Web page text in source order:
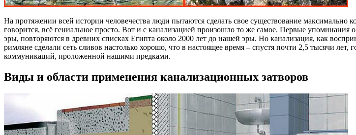
На протяжении всей истории человечества люди пытаются сделать свое существование
говорится, всё гениальное просто. Вот и с канализацией произошло то же самое. Первые
эры, повторяются в древних списках Египта около 2000 лет до нашей эры. Но канализация, как
римляне сделали сеть сливов настолько хорошо, что в настоящее время – спустя почти 2,5 тысячи
коммуникаций, проложенной нашими предками.
Виды и области применения канализационных затворов